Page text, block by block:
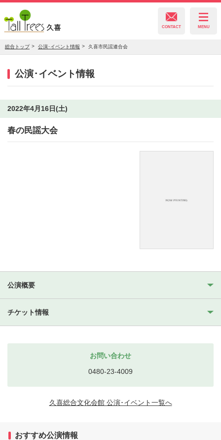
MENU
CONTACT
総合トップ 公演･イベント情報 久喜市民謡連合会
公演･イベント情報
2022年4月16日(土)
春の民謡大会
公演概要
チケット情報
お問い合わせ
0480-23-4009
久喜総合文化会館 公演･イベント一覧へ
おすすめ公演情報
久喜総合文化会館
栗橋文化会館